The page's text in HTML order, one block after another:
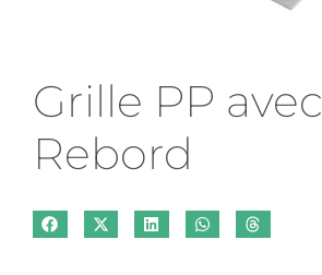
Grille PP avec
Rebord